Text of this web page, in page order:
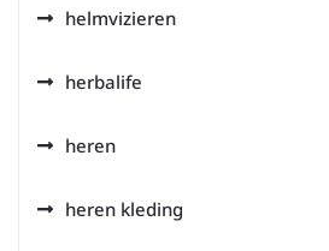
helmvizieren
herbalife
heren
heren kleding